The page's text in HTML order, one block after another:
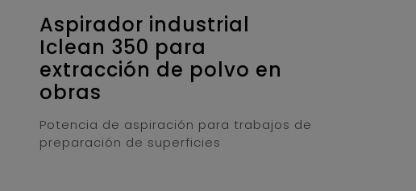
Aspirador industrial
Iclean 350 para
extracción de polvo en
obras
Potencia de aspiración para trabajos de
preparación de superficies